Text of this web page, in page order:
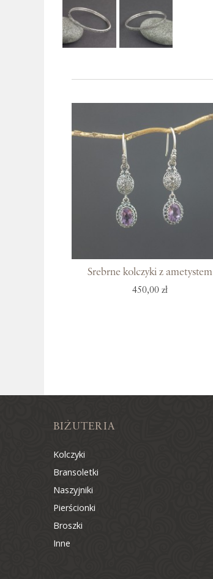
Srebrne kolczyki z ametystem
450,00 zł
BIŻUTERIA
Kolczyki
Bransoletki
Naszyjniki
Pierścionki
Broszki
Inne